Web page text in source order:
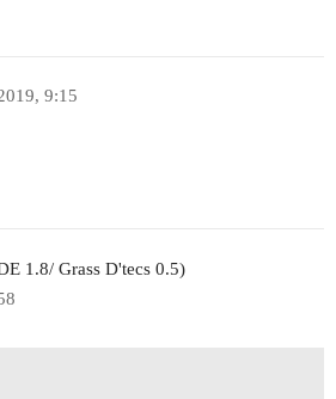
9:15
1.8/ Grass D'tecs 0.5)